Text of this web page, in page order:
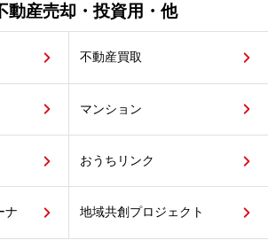
動産売却・投資用・他
不動産買取
マンション
おうちリンク
ナ 地域共創プロジェクト